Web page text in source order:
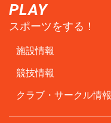
PLAY
スポーツをする！
施設情報
競技情報
クラブ・サークル情報